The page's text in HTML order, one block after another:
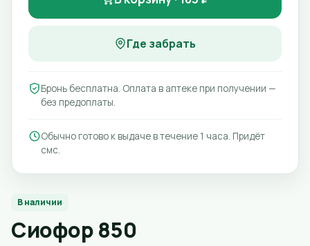
В наличии
Сиофор 850
Где забрать
Бронь бесплатна. Оплата в аптеке при получении —
без предоплаты.
Обычно готово к выдаче в течение 1 часа. Придёт
смс.